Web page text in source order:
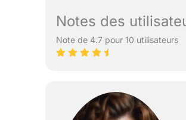
Notes des
Note de 4.7 pour 10 utilisateurs